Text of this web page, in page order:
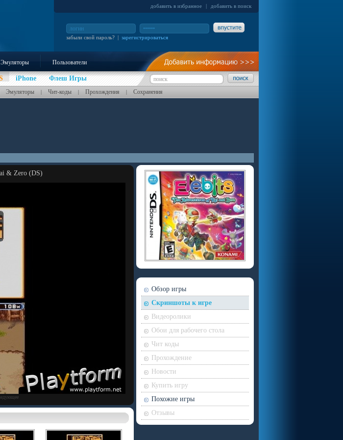
добавить в избранное | добавить в поиск
забыли свой пароль? | зарегистрироваться
Эмуляторы Пользователи
iPhone Флеш Игры
Эмуляторы | Чит-коды | Прохождения | Сохранения
& Zero (DS)
Обзор игры
Скриншоты к игре
Видеоролики
Обои для рабочего стола
Чит коды
Прохождение
Новости
Купить игру
Похожие игры
Отзывы